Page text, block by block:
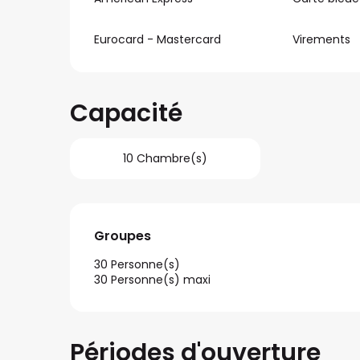
Eurocard - Mastercard Virements
Capacité
10 Chambre(s)
Groupes
Groupes
30 Personne(s)
30 Personne(s) maxi
Périodes d'ouverture